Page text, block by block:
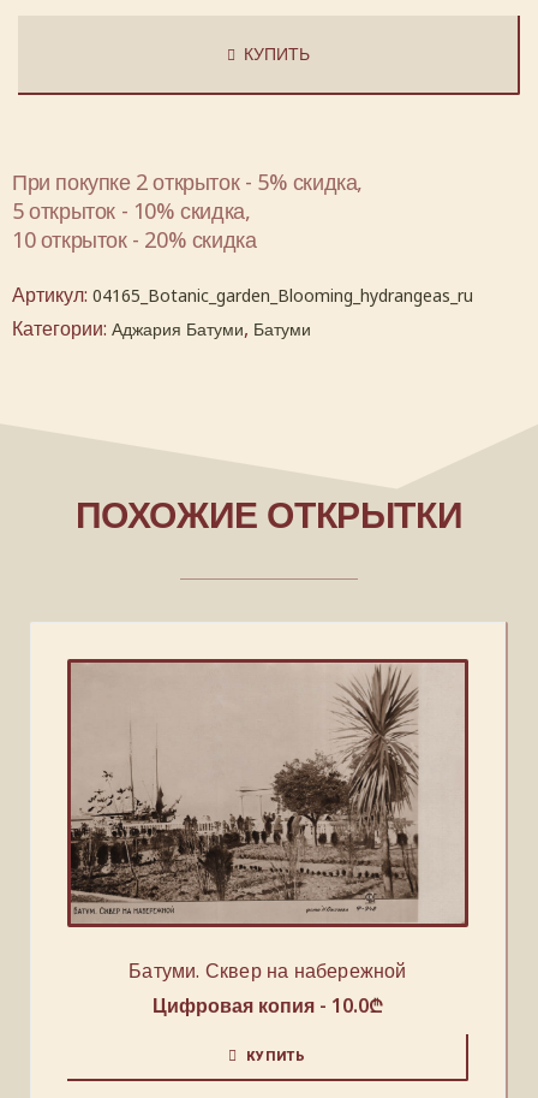
КУПИТЬ
При покупке 2 открыток - 5% скидка,
5 открыток - 10% скидка,
10 открыток - 20% скидка
Артикул: 04165_Botanic_garden_Blooming_hydrangeas_ru
Категории: Аджария Батуми, Батуми
ПОХОЖИЕ ОТКРЫТКИ
Батуми. Сквер на набережной
Цифровая копия - 10.0₾
КУПИТЬ